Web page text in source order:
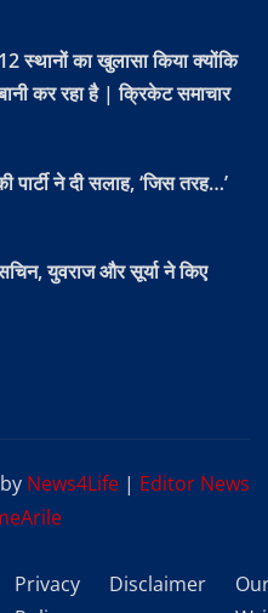
स्थानों का खुलासा किया क्योंकि
कर रहा है | क्रिकेट समाचार
पार्टी ने दी सलाह, ‘जिस तरह…’
युवराज और सूर्या ने किए
News4Life | Editor News
Privacy
Disclaimer